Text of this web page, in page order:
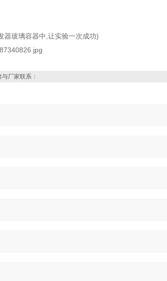
器玻璃容器中,让实验一次成功)
厂家联系：